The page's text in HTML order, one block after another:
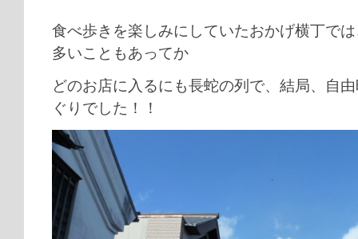
食べ歩きを楽しみにしていたおかげ横丁で
多いこともあってか
どのお店に入るにも長蛇の列で、結局、自
ぐりでした！！